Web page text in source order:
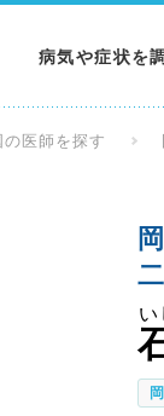
病気や症状を
検査を調べる
医師を探す
い